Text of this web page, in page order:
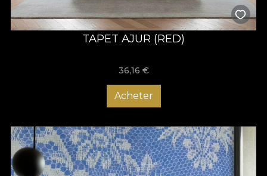
TAPET AJUR (RED)
36,16 €
Acheter